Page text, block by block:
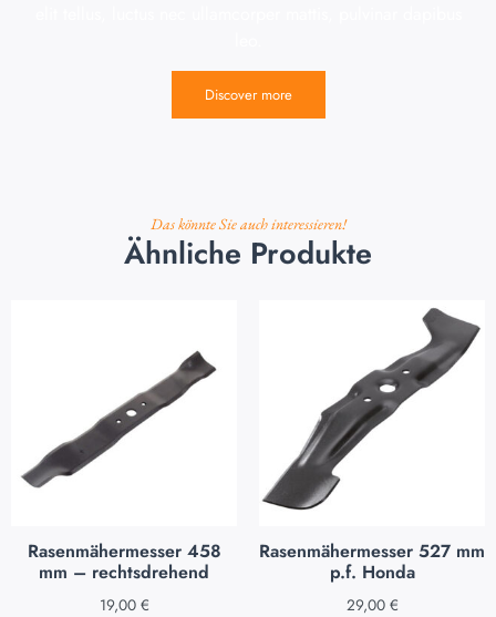
Discover more
Das könnte Sie auch interessieren!
Ähnliche Produkte
Rasenmähermesser 458
mm – rechtsdrehend
19,00 €
Rasenmähermesser 527 mm
p.f. Honda
29,00 €